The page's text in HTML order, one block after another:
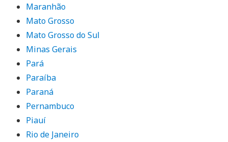
Maranhão
Mato Grosso
Mato Grosso do Sul
Minas Gerais
Pará
Paraíba
Paraná
Pernambuco
Piauí
Rio de Janeiro